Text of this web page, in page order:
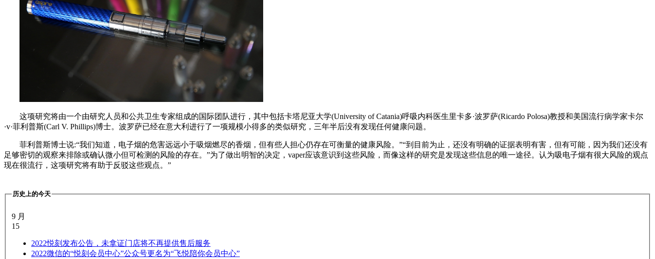
这项研究将由一个由研究人员和公共卫生专家组成的国际团队进行，其中包括卡塔尼亚大学(University of Catania)呼吸内科医生里卡多·波罗萨(Ricardo Polosa)教授和美国流行病学家卡尔
·v·菲利普斯(Carl V. Phillips)博士。波罗萨已经在意大利进行了一项规模小得多的类似研究，三年半后没有发现任何健康问题。
菲利普斯博士说:“我们知道，电子烟的危害远远小于吸烟燃尽的香烟，但有些人担心仍存在可衡量的健康风险。”“到目前为止，还没有明确的证据表明有害，但有可能，因为我们还没有
足够密切的观察来排除或确认微小但可检测的风险的存在。”为了做出明智的决定，vaper应该意识到这些风险，而像这样的研究是发现这些信息的唯一途径。认为吸电子烟有很大风险的观点
现在很流行，这项研究将有助于反驳这些观点。”
历史上的今天
9 月
15
2022悦刻发布公告，未拿证门店将不再提供售后服务
2022微信的“悦刻会员中心”公众号更名为“飞悦陪你会员中心”